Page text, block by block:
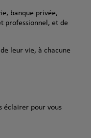
banque privée,
professionnel, et de
leur vie, à chacune
éclairer pour vous